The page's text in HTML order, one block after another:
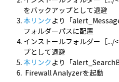
をバックアップとして退避
本リンク より「
フォルダーパスに配置
インストールフォルダー［
プとして退避
本リンク より「
Firewall Analyzerを起動